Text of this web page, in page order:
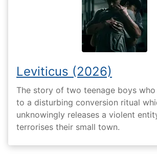
Leviticus (2026)
The story of two teenage boys
to a disturbing conversion ritual
unknowingly releases a violent
terrorises their small town.